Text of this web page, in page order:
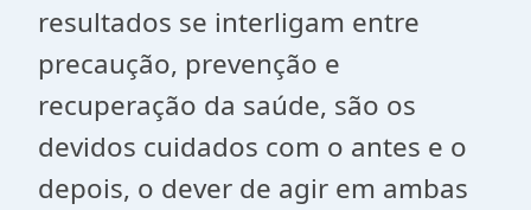
resultados se interligam entre
precaução, prevenção e
recuperação da saúde, são os
devidos cuidados com o antes e o
depois, o dever de agir em ambas